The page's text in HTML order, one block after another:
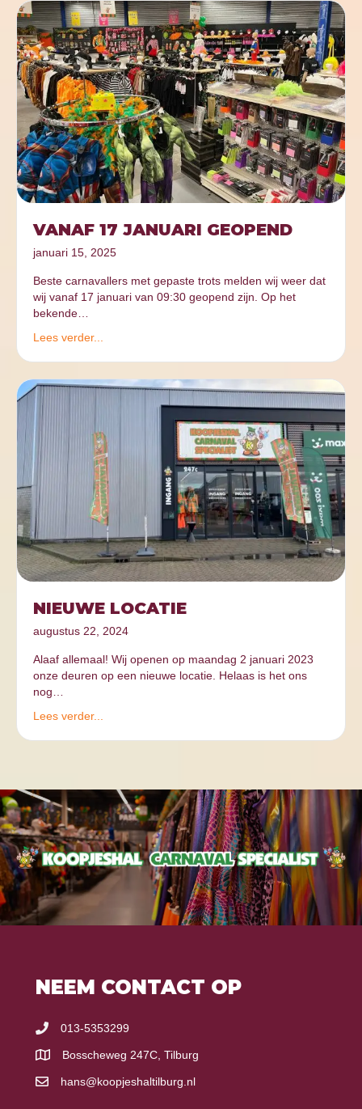
VANAF 17 JANUARI GEOPEND
januari 15, 2025
Beste carnavallers met gepaste trots melden wij weer dat
wij vanaf 17 januari van 09:30 geopend zijn. Op het
bekende…
Lees verder...
NIEUWE LOCATIE
augustus 22, 2024
Alaaf allemaal! Wij openen op maandag 2 januari 2023
onze deuren op een nieuwe locatie. Helaas is het ons
nog…
Lees verder...
NEEM CONTACT OP
013-5353299
Bosscheweg 247C, Tilburg
hans@koopjeshaltilburg.nl